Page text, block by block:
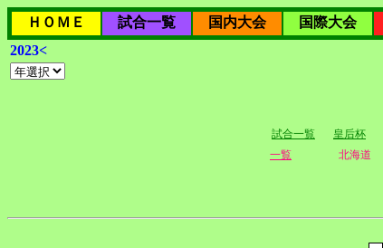
ＨＯＭＥ 試合一覧 国内大会 国際大会
2023<
試合一覧 皇后杯
一覧
北海道